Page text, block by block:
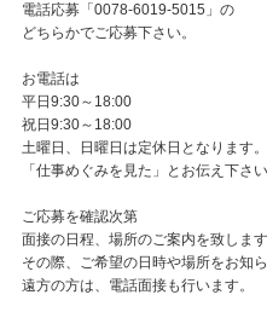
電話応募「0078-6019-5015」の
どちらかでご応募下さい。
お電話は
平日9:30～18:00
祝日9:30～18:00
土曜日、日曜日は定休日となります。
「仕事めぐみを見た」とお伝え下さい
ご応募を確認次第
面接の日程、場所のご案内を致します
その際、ご希望の日時や場所をお知ら
遠方の方は、電話面接も行います。